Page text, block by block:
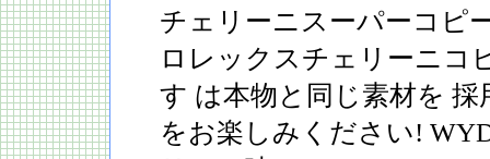
チェリーニスーパーコピ
ロレックスチェリーニコ
す は本物と同じ素材を
をお楽しみください!